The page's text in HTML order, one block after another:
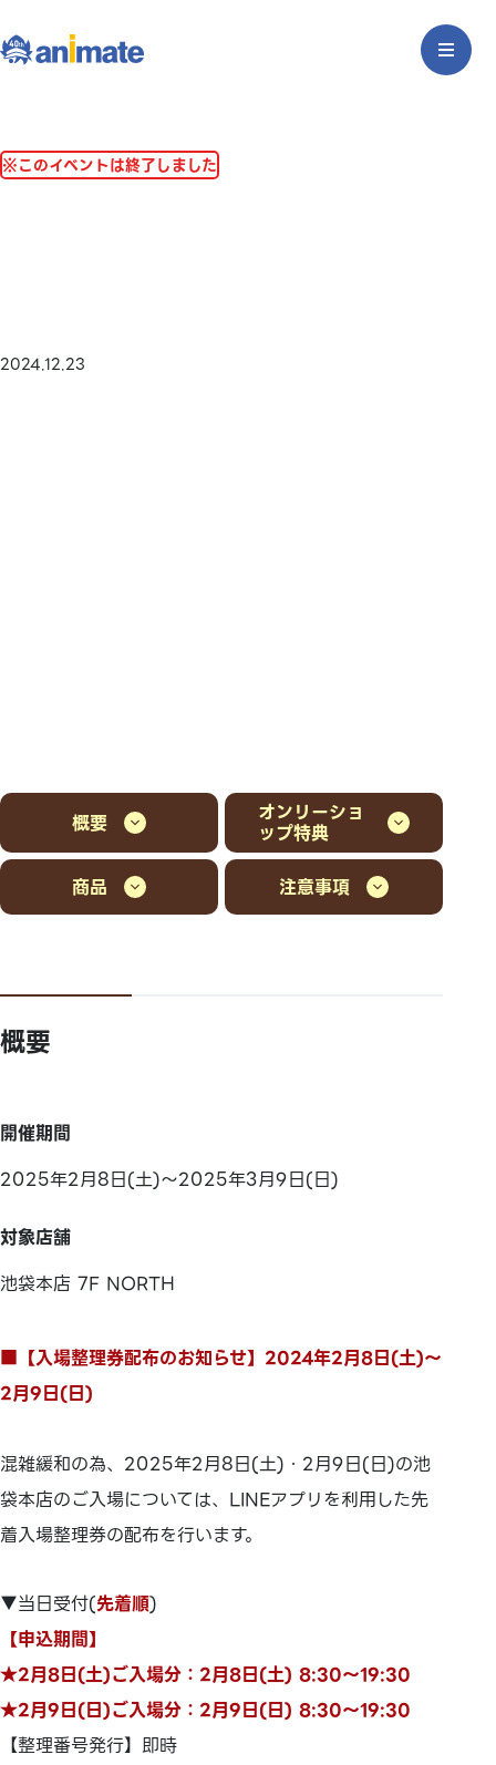
※このイベントは終了しました
2024.12.23
概要 オンリーショ
ップ特典
商品
注意事項
概要
開催期間
2025年2月8日(土)～2025年3月9日(日)
対象店舗
池袋本店 7F NORTH
■【入場整理券配布のお知らせ】2024年2月8日(土)～
2月9日(日)
混雑緩和の為、2025年2月8日(土)・2月9日(日)の池
袋本店のご入場については、LINEアプリを利用した先
着入場整理券の配布を行います。
▼当日受付(先着順)
【申込期間】
★2月8日(土)ご入場分：2月8日(土) 8:30～19:30
★2月9日(日)ご入場分：2月9日(日) 8:30～19:30
【整理番号発行】即時